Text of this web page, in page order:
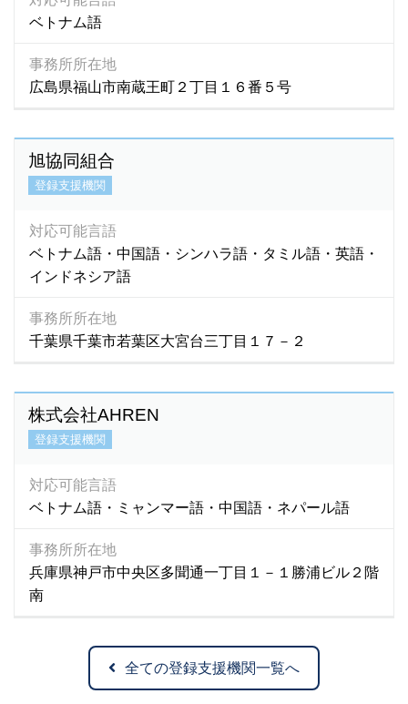
ベトナム語
事務所所在地
広島県福山市南蔵王町２丁目１６番５号
旭協同組合
登録支援機関
対応可能言語
ベトナム語・中国語・シンハラ語・タミル語・英語・
インドネシア語
事務所所在地
千葉県千葉市若葉区大宮台三丁目１７－２
株式会社AHREN
登録支援機関
対応可能言語
ベトナム語・ミャンマー語・中国語・ネパール語
事務所所在地
兵庫県神戸市中央区多聞通一丁目１－１勝浦ビル２階
南
全ての登録支援機関一覧へ